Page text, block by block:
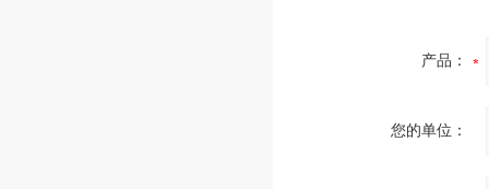
产品：
您的单位：